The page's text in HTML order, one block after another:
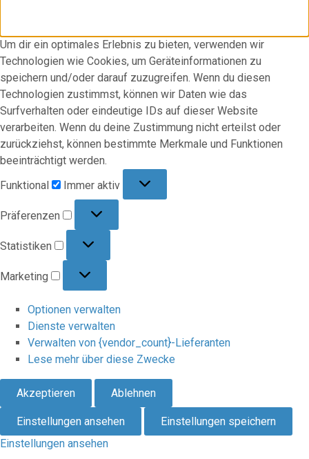
Um dir ein optimales Erlebnis zu bieten, verwenden wir
Technologien wie Cookies, um Geräteinformationen zu
speichern und/oder darauf zuzugreifen. Wenn du diesen
Technologien zustimmst, können wir Daten wie das
Surfverhalten oder eindeutige IDs auf dieser Website
verarbeiten. Wenn du deine Zustimmung nicht erteilst oder
zurückziehst, können bestimmte Merkmale und Funktionen
beeinträchtigt werden.
Funktional
Immer aktiv
Präferenzen
Statistiken
Marketing
Optionen verwalten
Dienste verwalten
Verwalten von {vendor_count}-Lieferanten
Lese mehr über diese Zwecke
Akzeptieren Ablehnen
Einstellungen ansehen
Einstellungen speichern
Einstellungen ansehen